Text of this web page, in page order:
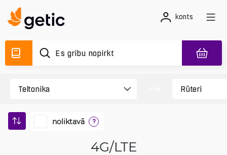
konts
noliktavā ?
4G/LTE